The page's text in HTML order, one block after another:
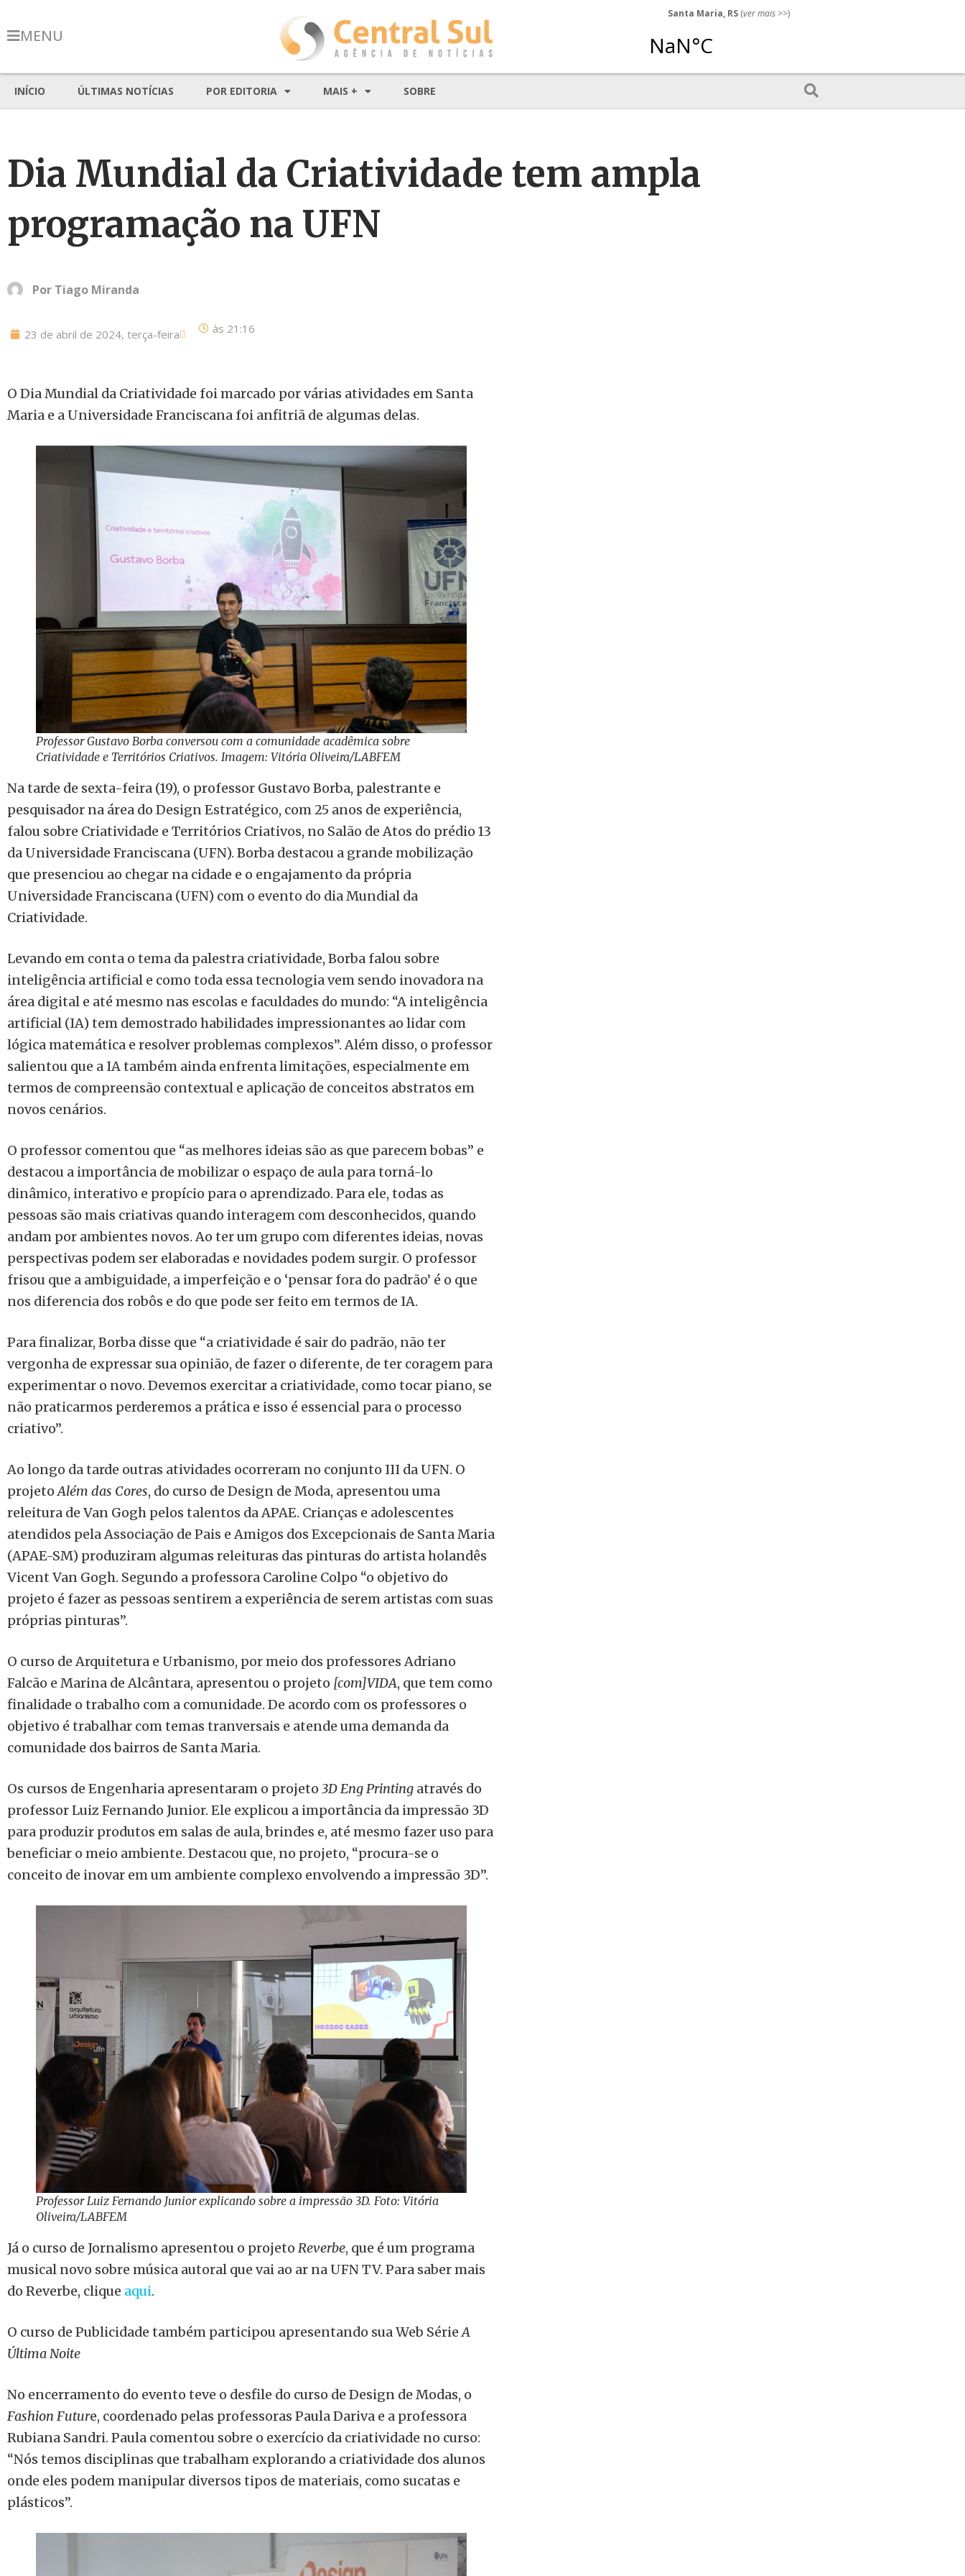
MENU
Santa Maria, RS (ver mais >>)
INÍCIO ÚLTIMAS NOTÍCIAS POR EDITORIA MAIS + SOBRE
Dia Mundial da Criatividade tem ampla
programação na UFN
Por Tiago Miranda
23 de abril de 2024, terça-feira às 21:16
O Dia Mundial da Criatividade foi marcado por várias atividades em Santa
Maria e a Universidade Franciscana foi anfitriã de algumas delas.
Professor Gustavo Borba conversou com a comunidade acadêmica sobre
Criatividade e Territórios Criativos. Imagem: Vitória Oliveira/LABFEM
Na tarde de sexta-feira (19), o professor Gustavo Borba, palestrante e
pesquisador na área do Design Estratégico, com 25 anos de experiência,
falou sobre Criatividade e Territórios Criativos, no Salão de Atos do prédio 13
da Universidade Franciscana (UFN). Borba destacou a grande mobilização
que presenciou ao chegar na cidade e o engajamento da própria
Universidade Franciscana (UFN) com o evento do dia Mundial da
Criatividade.
Levando em conta o tema da palestra criatividade, Borba falou sobre
inteligência artificial e como toda essa tecnologia vem sendo inovadora na
área digital e até mesmo nas escolas e faculdades do mundo: “A inteligência
artificial (IA) tem demostrado habilidades impressionantes ao lidar com
lógica matemática e resolver problemas complexos”. Além disso, o professor
salientou que a IA também ainda enfrenta limitações, especialmente em
termos de compreensão contextual e aplicação de conceitos abstratos em
novos cenários.
O professor comentou que “as melhores ideias são as que parecem bobas” e
destacou a importância de mobilizar o espaço de aula para torná-lo
dinâmico, interativo e propício para o aprendizado. Para ele, todas as
pessoas são mais criativas quando interagem com desconhecidos, quando
andam por ambientes novos. Ao ter um grupo com diferentes ideias, novas
perspectivas podem ser elaboradas e novidades podem surgir. O professor
frisou que a ambiguidade, a imperfeição e o ‘pensar fora do padrão’ é o que
nos diferencia dos robôs e do que pode ser feito em termos de IA.
Para finalizar, Borba disse que “a criatividade é sair do padrão, não ter
vergonha de expressar sua opinião, de fazer o diferente, de ter coragem para
experimentar o novo. Devemos exercitar a criatividade, como tocar piano, se
não praticarmos perderemos a prática e isso é essencial para o processo
criativo”.
Ao longo da tarde outras atividades ocorreram no conjunto III da UFN. O
projetoAlém das Cores, do curso de Design de Moda, apresentou uma
releitura de Van Gogh pelos talentos da APAE. Crianças e adolescentes
atendidos pela Associação de Pais e Amigos dos Excepcionais de Santa Maria
(APAE-SM) produziram algumas releituras das pinturas do artista holandês
Vicent Van Gogh. Segundo a professora Caroline Colpo “o objetivo do
projeto é fazer as pessoas sentirem a experiência de serem artistas com suas
próprias pinturas”.
O curso de Arquitetura e Urbanismo, por meio dos professores Adriano
Falcão e Marina de Alcântara, apresentou o projeto [com]VIDA, que tem como
finalidade o trabalho com a comunidade. De acordo com os professores o
objetivo é trabalhar com temas tranversais e atende uma demanda da
comunidade dos bairros de Santa Maria.
Os cursos de Engenharia apresentaram o projeto3D Eng Printing através do
professor Luiz Fernando Junior. Ele explicou a importância da impressão 3D
para produzir produtos em salas de aula, brindes e, até mesmo fazer uso para
beneficiar o meio ambiente. Destacou que, no projeto, “procura-se o
conceito de inovar em um ambiente complexo envolvendo a impressão 3D”.
Professor Luiz Fernando Junior explicando sobre a impressão 3D. Foto: Vitória
Oliveira/LABFEM
Já o curso de Jornalismo apresentou o projetoReverbe, que é um programa
musical novo sobre música autoral que vai ao ar na UFN TV. Para saber mais
do Reverbe, clique aqui.
O curso de Publicidade também participou apresentando sua Web SérieA
Última Noite
No encerramento do evento teve o desfile do curso de Design de Modas, o
Fashion Future, coordenado pelas professoras Paula Dariva e a professora
Rubiana Sandri. Paula comentou sobre o exercício da criatividade no curso:
“Nós temos disciplinas que trabalham explorando a criatividade dos alunos
onde eles podem manipular diversos tipos de materiais, como sucatas e
plásticos”.